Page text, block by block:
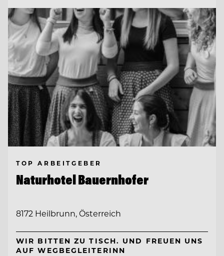
TOP ARBEITGEBER
Naturhotel Bauernhofer
8172 Heilbrunn, Österreich
WIR BITTEN ZU TISCH. UND FREUEN UNS
AUF WEGBEGLEITERINN